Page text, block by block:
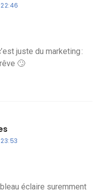
22:46
juste du marketing :
🙄
23:53
éclaire suremment